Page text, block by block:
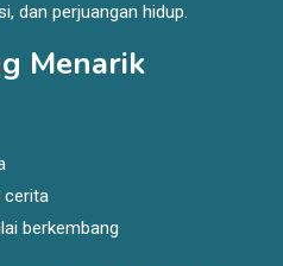
dan perjuangan hidup.
Menarik
cerita
berkembang